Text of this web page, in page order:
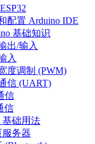
配置 Arduino IDE
基础知识
出/输入
入
度调制 (PWM)
信 (UART)
信
信
基础用法
服务器